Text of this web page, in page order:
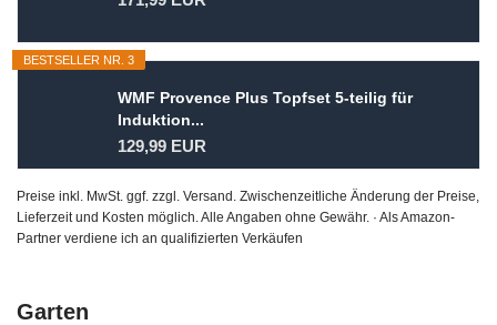
BESTSELLER NR. 3
WMF Provence Plus Topfset 5-teilig für
Induktion...
129,99 EUR
Preise inkl. MwSt. ggf. zzgl. Versand. Zwischenzeitliche Änderung der Preise,
Lieferzeit und Kosten möglich. Alle Angaben ohne Gewähr. · Als Amazon-
Partner verdiene ich an qualifizierten Verkäufen
Garten